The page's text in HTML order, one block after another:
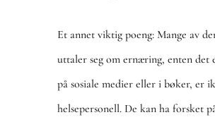
Et annet viktig poeng: Mange av
uttaler seg om ernæring, enten det
på sosiale medier eller i bøker, er
helsepersonell. De kan ha forsket